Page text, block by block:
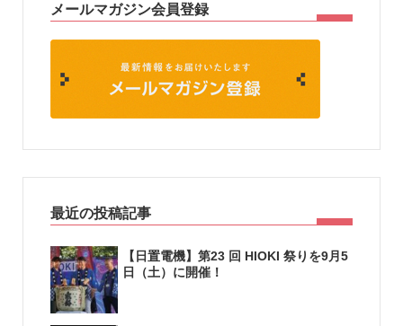
メールマガジン会員登録
最近の投稿記事
【日置電機】第23 回 HIOKI 祭りを9月5
日（土）に開催！